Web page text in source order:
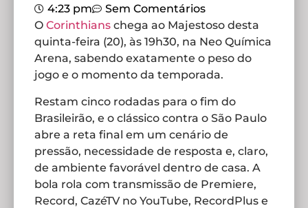
4:23 pm
Sem Comentários
O Corinthians chega ao Majestoso desta
quinta-feira (20), às 19h30, na Neo Química
Arena, sabendo exatamente o peso do
jogo e o momento da temporada.
Restam cinco rodadas para o fim do
Brasileirão, e o clássico contra o São Paulo
abre a reta final em um cenário de
pressão, necessidade de resposta e, claro,
de ambiente favorável dentro de casa. A
bola rola com transmissão de Premiere,
Record, CazéTV no YouTube, RecordPlus e